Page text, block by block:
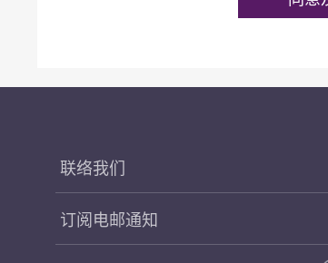
联络我们
订阅电邮通知